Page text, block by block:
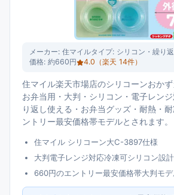
メーカー: 住マイルタイプ: シリコン・繰り
価格: 約660円 4.0 （楽天 14件）
住マイル楽天市場店のシリコーンおかず
お弁当用・大判・シリコン・電子レン
り返し使える・お弁当グッズ・耐熱・
ントリー最安価格帯モデルとされます。
住マイル シリコーン大C-3897仕様
大判電子レンジ対応冷凍可シリコン設計
660円のエントリー最安価格帯大判モ